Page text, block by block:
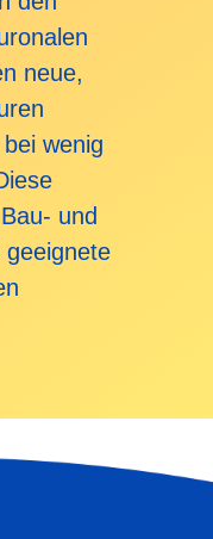
neue,
wenig
und
geeignete